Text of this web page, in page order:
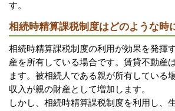
す。
相続時精算課税制度はどのような時
相続時精算課税制度の利用が効果を発揮
産を所有している場合です。賃貸不動産
ます。被相続人である親が所有している
収入が親の財産として増加します。
しかし、相続時精算課税制度を利用し、